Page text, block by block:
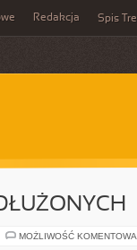
Redakcja Spis
MOŻLIWOŚĆ